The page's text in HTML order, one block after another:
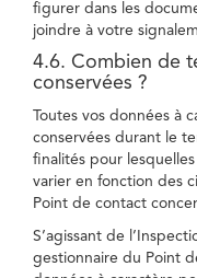
figurer dans les
joindre à votre
4.6. Combien de
conservées ?
Toutes vos données à
conservées durant le
finalités pour
varier en fonction des
Point de contact
S’agissant de
gestionnaire du Point